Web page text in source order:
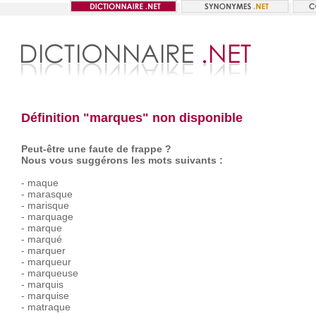
Définition "marques" non disponible
Peut-être une faute de frappe ?
Nous vous suggérons les mots suivants :
- maque
- marasque
- marisque
- marquage
- marque
- marqué
- marquer
- marqueur
- marqueuse
- marquis
- marquise
- matraque